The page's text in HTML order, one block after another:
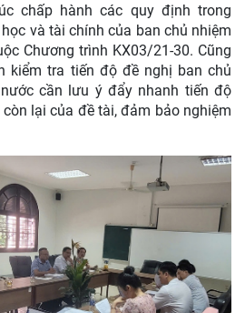
chấp hành các quy định trong
và tài chính của ban chủ nhiệm
Chương trình KX03/21-30. Cũng
kiểm tra tiến độ đề nghị ban chủ
cần lưu ý đẩy nhanh tiến độ
lại của đề tài, đảm bảo nghiệm